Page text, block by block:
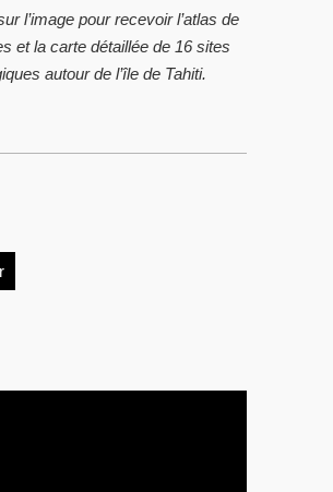
l’image pour recevoir l’atlas de
et la carte détaillée de 16 sites
autour de l’île de Tahiti.